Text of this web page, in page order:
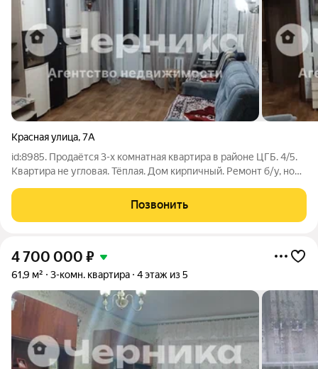
Красная улица,7А
id:8985. Продаётся 3-х комнатная квартира в районе ЦГБ. 4/5.
Квартира не угловая. Тёплая. Дом кирпичный. Ремонт б/у, но
удобное. Рядом детсад, магник, остановки, поликлиника, река
Северский
Позвонить
4 700 000 ₽
61,9 м² 3-комн. квартира 4 этаж из 5